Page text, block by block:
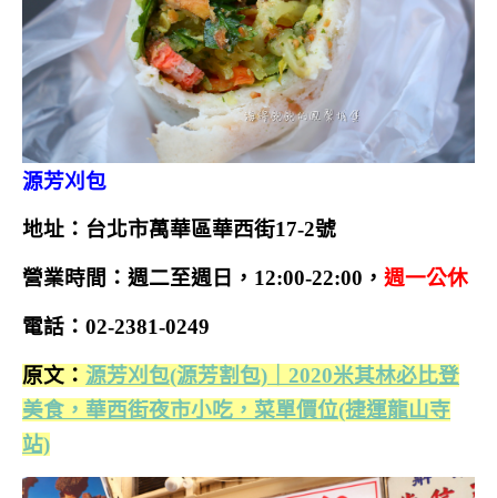
源芳刈包
地址：台北市萬華區華西街17-2號
營業時間：週二至週日，12:00-22:00 ， 週一公休
電話：02-2381-0249
原文： 源芳刈包(源芳割包)｜2020米其林必比登
美食，華西街夜市小吃，菜單價位(捷運龍山寺
站)